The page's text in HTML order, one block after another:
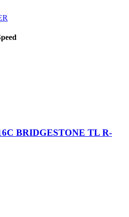
BRIDGESTONE TL R-